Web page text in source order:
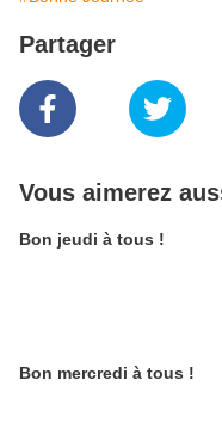
Partager
Vous aimerez
Bon jeudi à tous !
Bon mercredi à tous !